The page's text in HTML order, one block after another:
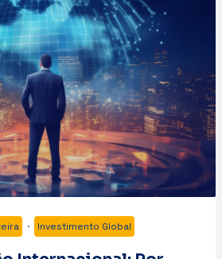
· Investimento Global